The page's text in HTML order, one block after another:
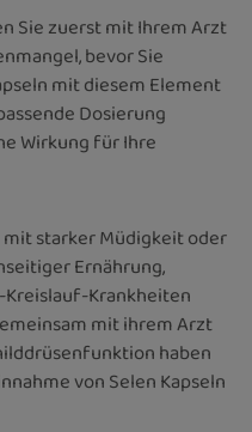
Sie zuerst mit Ihrem Arzt
bevor Sie
mit diesem Element
Dosierung
Wirkung für Ihre
starker Müdigkeit oder
Ernährung,
Krankheiten
mit ihrem Arzt
haben
von Selen Kapseln